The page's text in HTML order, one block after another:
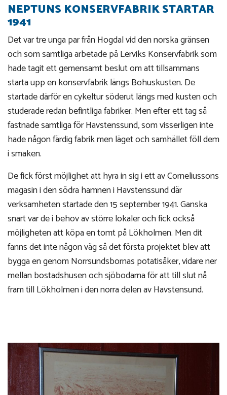
NEPTUNS KONSERVFABRIK STARTAR
1941
Det var tre unga par från Hogdal vid den norska gränsen
och som samtliga arbetade på Lerviks Konservfabrik som
hade tagit ett gemensamt beslut om att tillsammans
starta upp en konservfabrik längs Bohuskusten. De
startade därför en cykeltur söderut längs med kusten och
studerade redan befintliga fabriker. Men efter ett tag så
fastnade samtliga för Havstenssund, som visserligen inte
hade någon färdig fabrik men läget och samhället föll dem
i smaken.
De fick först möjlighet att hyra in sig i ett av Corneliussons
magasin i den södra hamnen i Havstenssund där
verksamheten startade den 15 september 1941. Ganska
snart var de i behov av större lokaler och fick också
möjligheten att köpa en tomt på Lökholmen. Men dit
fanns det inte någon väg så det första projektet blev att
bygga en genom Norrsundsbornas potatisåker, vidare ner
mellan bostadshusen och sjöbodarna för att till slut nå
fram till Lökholmen i den norra delen av Havstensund.